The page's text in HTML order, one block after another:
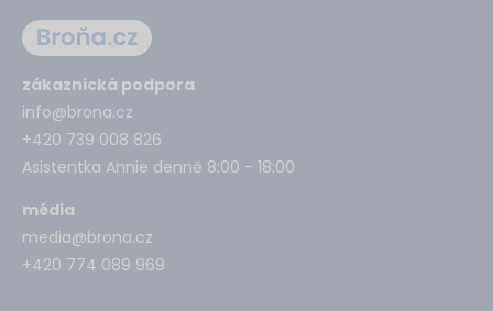
zákaznická podpora
info@brona.cz
+420 739 008 826
Asistentka Annie denně 8:00 - 18:00
média
media@brona.cz
+420 774 089 969